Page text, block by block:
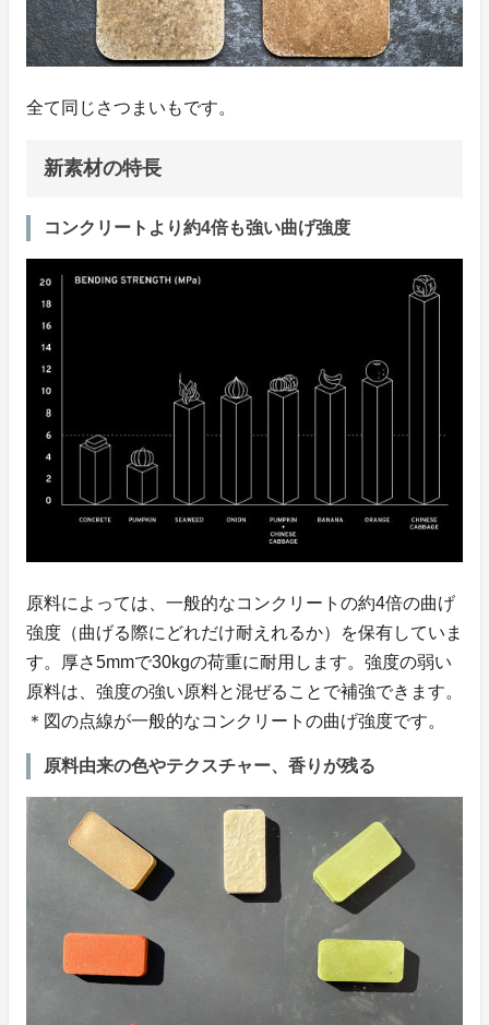
全て同じさつまいもです。
新素材の特長
コンクリートより約4倍も強い曲げ強度
原料によっては、一般的なコンクリートの約4倍の曲げ
強度（曲げる際にどれだけ耐えれるか）を保有していま
す。厚さ5mmで30kgの荷重に耐用します。強度の弱い
原料は、強度の強い原料と混ぜることで補強できます。
＊図の点線が一般的なコンクリートの曲げ強度です。
原料由来の色やテクスチャー、香りが残る